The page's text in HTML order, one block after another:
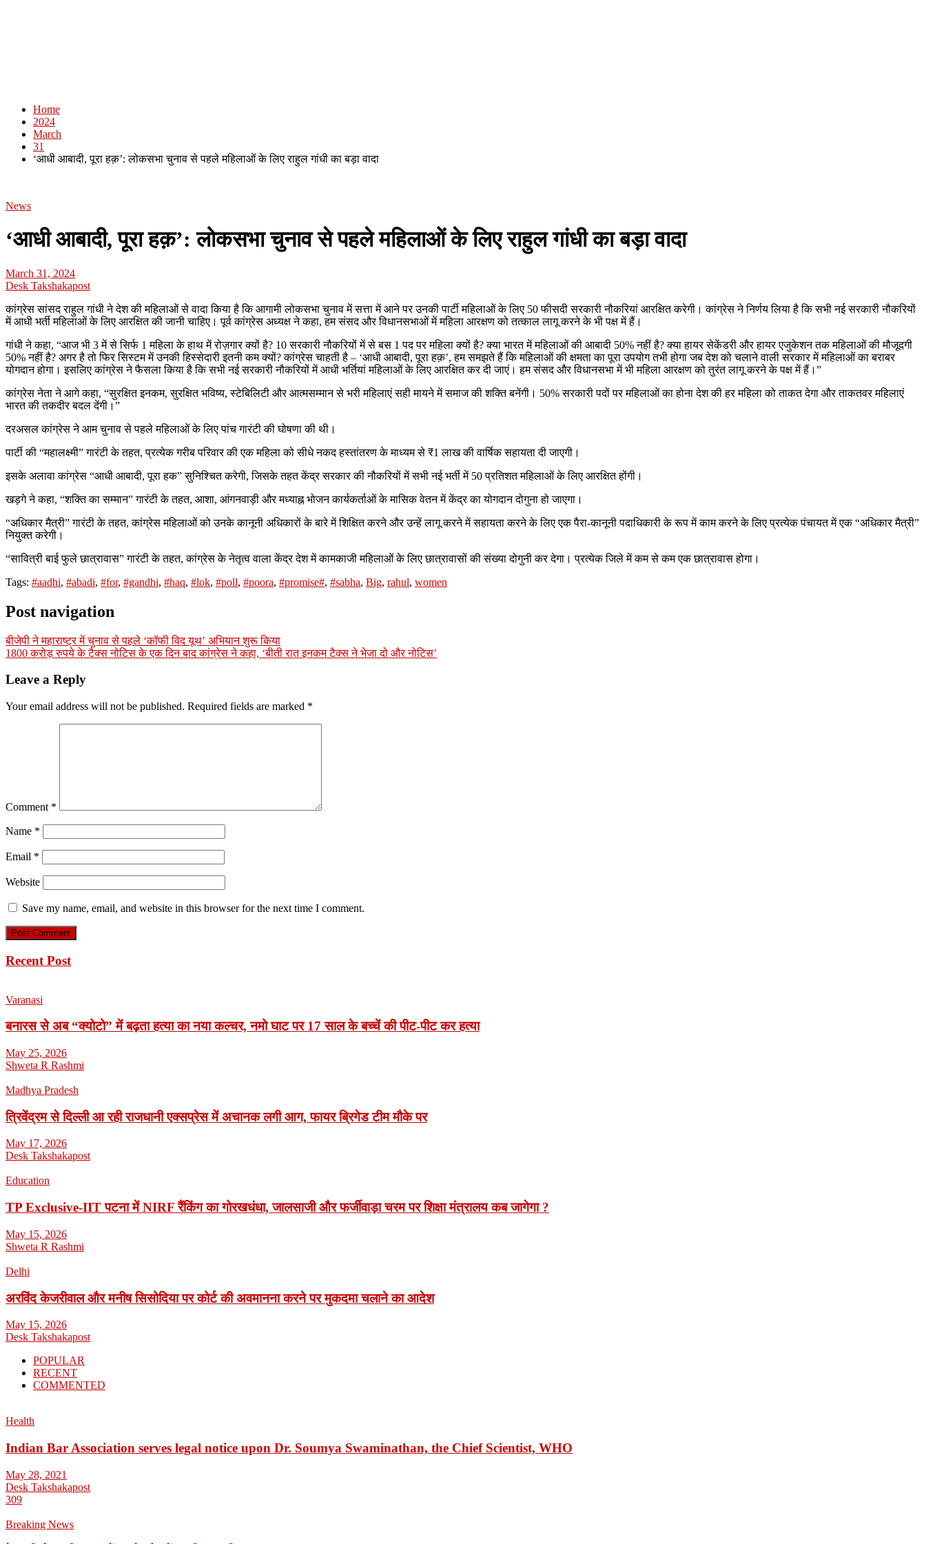
Home
2024
March
31
‘आधी आबादी, पूरा हक़’: लोकसभा चुनाव से पहले महिलाओं के लिए राहुल गांधी का बड़ा वादा
News
‘आधी आबादी, पूरा हक़’: लोकसभा चुनाव से पहले महिलाओं के लिए राहुल गांधी का बड़ा वादा
March 31, 2024
Desk Takshakapost
कांग्रेस सांसद राहुल गांधी ने देश की महिलाओं से वादा किया है कि आगामी लोकसभा चुनाव में सत्ता में आने पर उनकी पार्टी महिलाओं के लिए 50 फीसदी सरकारी नौकरियां आरक्षित करेगी। कांग्रेस ने निर्णय लिया है कि सभी नई सरकारी नौकरियों
में आधी भर्ती महिलाओं के लिए आरक्षित की जानी चाहिए। पूर्व कांग्रेस अध्यक्ष ने कहा, हम संसद और विधानसभाओं में महिला आरक्षण को तत्काल लागू करने के भी पक्ष में हैं।
गांधी ने कहा, “आज भी 3 में से सिर्फ 1 महिला के हाथ में रोज़गार क्यों है? 10 सरकारी नौकरियों में से बस 1 पद पर महिला क्यों है? क्या भारत में महिलाओं की आबादी 50% नहीं है? क्या हायर सेकेंडरी और हायर एजुकेशन तक महिलाओं की मौजूदगी
50% नहीं है? अगर है तो फिर सिस्टम में उनकी हिस्सेदारी इतनी कम क्यों? कांग्रेस चाहती है – ‘आधी आबादी, पूरा हक़’, हम समझते हैं कि महिलाओं की क्षमता का पूरा उपयोग तभी होगा जब देश को चलाने वाली सरकार में महिलाओं का बराबर
योगदान होगा। इसलिए कांग्रेस ने फैसला किया है कि सभी नई सरकारी नौकरियों में आधी भर्तियां महिलाओं के लिए आरक्षित कर दी जाएं। हम संसद और विधानसभा में भी महिला आरक्षण को तुरंत लागू करने के पक्ष में हैं।”
कांग्रेस नेता ने आगे कहा, “सुरक्षित इनकम, सुरक्षित भविष्य, स्टेबिलिटी और आत्मसम्मान से भरी महिलाएं सही मायने में समाज की शक्ति बनेंगी। 50% सरकारी पदों पर महिलाओं का होना देश की हर महिला को ताकत देगा और ताकतवर महिलाएं
भारत की तकदीर बदल देंगी।”
दरअसल कांग्रेस ने आम चुनाव से पहले महिलाओं के लिए पांच गारंटी की घोषणा की थी।
पार्टी की “महालक्ष्मी” गारंटी के तहत, प्रत्येक गरीब परिवार की एक महिला को सीधे नकद हस्तांतरण के माध्यम से ₹1 लाख की वार्षिक सहायता दी जाएगी।
इसके अलावा कांग्रेस “आधी आबादी, पूरा हक” सुनिश्चित करेगी, जिसके तहत केंद्र सरकार की नौकरियों में सभी नई भर्ती में 50 प्रतिशत महिलाओं के लिए आरक्षित होंगी।
खड़गे ने कहा, “शक्ति का सम्मान” गारंटी के तहत, आशा, आंगनवाड़ी और मध्याह्न भोजन कार्यकर्ताओं के मासिक वेतन में केंद्र का योगदान दोगुना हो जाएगा।
“अधिकार मैत्री” गारंटी के तहत, कांग्रेस महिलाओं को उनके कानूनी अधिकारों के बारे में शिक्षित करने और उन्हें लागू करने में सहायता करने के लिए एक पैरा-कानूनी पदाधिकारी के रूप में काम करने के लिए प्रत्येक पंचायत में एक “अधिकार मैत्री”
नियुक्त करेगी।
“सावित्री बाई फुले छात्रावास” गारंटी के तहत, कांग्रेस के नेतृत्व वाला केंद्र देश में कामकाजी महिलाओं के लिए छात्रावासों की संख्या दोगुनी कर देगा। प्रत्येक जिले में कम से कम एक छात्रावास होगा।
Tags: #aadhi, #abadi, #for, #gandhi, #haq, #lok, #poll, #poora, #promise#, #sabha, Big, rahul, women
Post navigation
बीजेपी ने महाराष्ट्र में चुनाव से पहले ‘कॉफी विद यूथ’ अभियान शुरू किया
1800 करोड़ रुपये के टैक्स नोटिस के एक दिन बाद कांग्रेस ने कहा, ‘बीती रात इनकम टैक्स ने भेजा दो और नोटिस’
Leave a Reply
Your email address will not be published. Required fields are marked *
Comment *
Name *
Email *
Website
Save my name, email, and website in this browser for the next time I comment.
Recent Post
Varanasi
बनारस से अब “क्योटो” में बढ़ता हत्या का नया कल्चर, नमो घाट पर 17 साल के बच्चें की पीट-पीट कर हत्या
May 25, 2026
Shweta R Rashmi
Madhya Pradesh
त्रिवेंद्रम से दिल्ली आ रही राजधानी एक्सप्रेस में अचानक लगी आग, फायर ब्रिगेड टीम मौके पर
May 17, 2026
Desk Takshakapost
Education
TP Exclusive-IIT पटना में NIRF रैंकिंग का गोरखधंधा, जालसाजी और फर्जीवाड़ा चरम पर शिक्षा मंत्रालय कब जागेगा ?
May 15, 2026
Shweta R Rashmi
Delhi
अरविंद केजरीवाल और मनीष सिसोदिया पर कोर्ट की अवमानना करने पर मुकदमा चलाने का आदेश
May 15, 2026
Desk Takshakapost
POPULAR
RECENT
COMMENTED
Health
Indian Bar Association serves legal notice upon Dr. Soumya Swaminathan, the Chief Scientist, WHO
May 28, 2021
Desk Takshakapost
309
Breaking News